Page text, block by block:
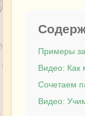
Примеры
Видео: Как
Сочетаем
Видео: